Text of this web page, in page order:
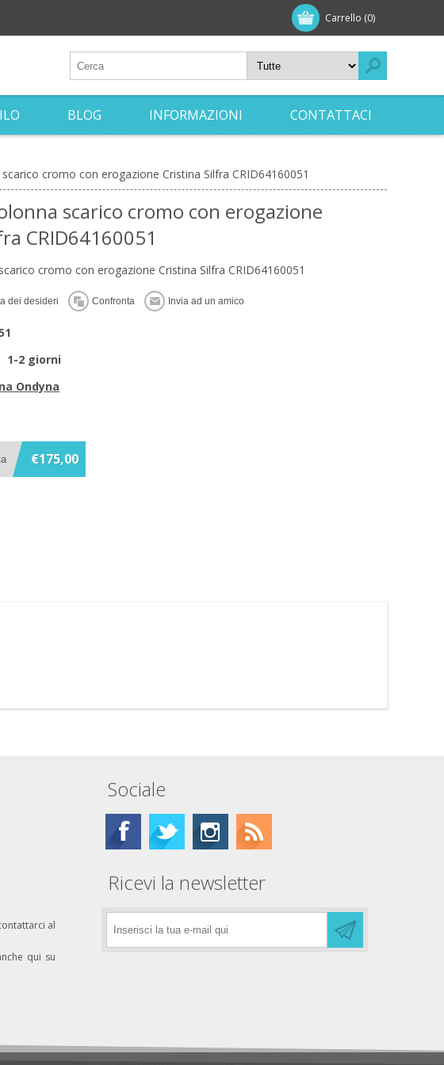
Carrello (0)
BLOG INFORMAZIONI CONTATTACI
cromo con erogazione Cristina Silfra CRID64160051
scarico cromo con erogazione
CRID64160051
cromo con erogazione Cristina Silfra CRID64160051
1-2 giorni
Ondyna
€175,00
al
qui su
Sociale
Ricevi la newsletter